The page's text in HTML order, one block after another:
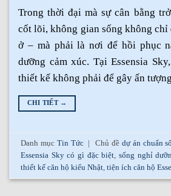
Trong thời đại mà sự cân bằng
cốt lõi, không gian sống không chỉ
ở – mà phải là nơi để hồi phục
dưỡng cảm xúc. Tại Essensia
thiết kế không phải để gây ấn
CHI TIẾT →
Danh mục Tin Tức | Chủ đề dự án chuẩn
Essensia Sky có gì đặc biệt ,sống nghỉ
thiết kế căn hộ kiểu Nhật ,tiện ích căn hộ